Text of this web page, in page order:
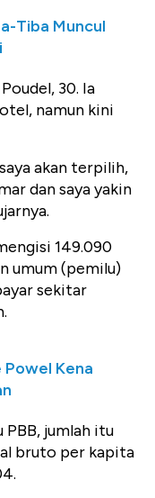
Tiba Muncul
30. Ia
namun kini
akan terpilih,
dan saya yakin
149.090
umum (pemilu)
sekitar
Kena
jumlah itu
bruto per kapita